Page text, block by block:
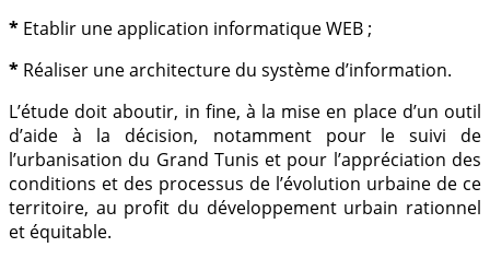
* Etablir une application informatique WEB ;
* Réaliser une architecture du système d’information.
L’étude doit aboutir, in fine, à la mise en place d’un outil
d’aide à la décision, notamment pour le suivi de
l’urbanisation du Grand Tunis et pour l’appréciation des
conditions et des processus de l’évolution urbaine de ce
territoire, au profit du développement urbain rationnel
et équitable.